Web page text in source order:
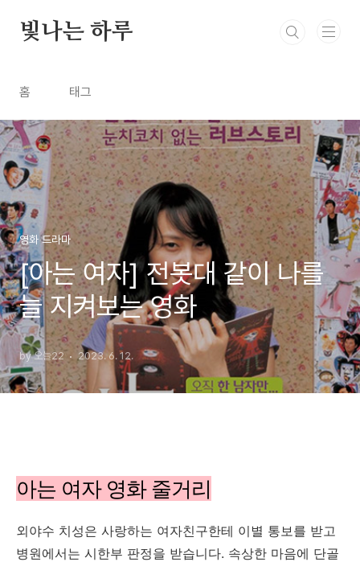
빛나는 하루
홈 태그
영화 드라마
[아는 여자] 전봇대 같이 나를
늘 지켜보는 영화
by 오늘22 2023. 6. 12.
아는 여자 영화 줄거리
외야수 치성은 사랑하는 여자친구한테 이별 통보를 받고
병원에서는 시한부 판정을 받습니다. 속상한 마음에 단골